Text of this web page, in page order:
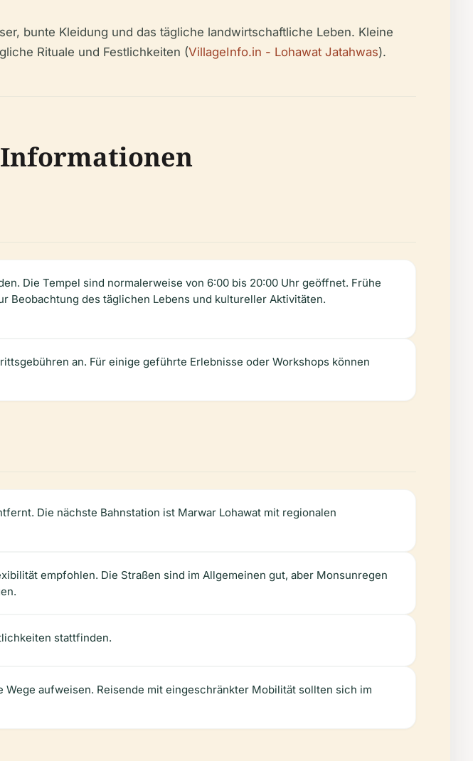
bunte Kleidung und das tägliche landwirtschaftliche Leben. Kleine
Rituale und Festlichkeiten (VillageInfo.in - Lohawat Jatahwas).
Informationen
Die Tempel sind normalerweise von 6:00 bis 20:00 Uhr geöffnet. Frühe
Beobachtung des täglichen Lebens und kultureller Aktivitäten.
an. Für einige geführte Erlebnisse oder Workshops können
Die nächste Bahnstation ist Marwar Lohawat mit regionalen
empfohlen. Die Straßen sind im Allgemeinen gut, aber Monsunregen
stattfinden.
aufweisen. Reisende mit eingeschränkter Mobilität sollten sich im